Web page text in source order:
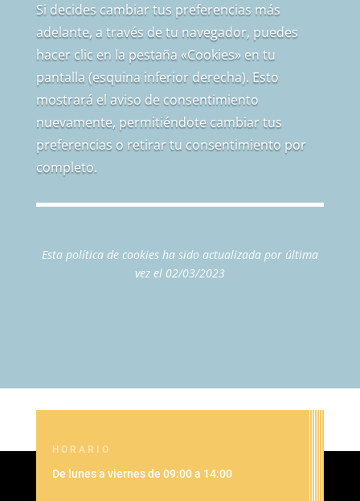
Si decides cambiar tus preferencias más
adelante, a través de tu navegador, puedes
hacer clic en la pestaña «Cookies» en tu
pantalla (esquina inferior derecha). Esto
mostrará el aviso de consentimiento
nuevamente, permitiéndote cambiar tus
preferencias o retirar tu consentimiento por
completo.
Esta política de cookies ha sido actualizada por última
vez el 02/03/2023
HORARIO
De lunes a viernes de 09:00 a 14:00